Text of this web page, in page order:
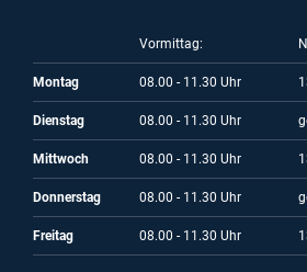
Vormittag:
Montag 08.00 - 11.30 Uhr
Dienstag 08.00 - 11.30 Uhr
Mittwoch 08.00 - 11.30 Uhr
Donnerstag 08.00 - 11.30 Uhr
Freitag 08.00 - 11.30 Uhr